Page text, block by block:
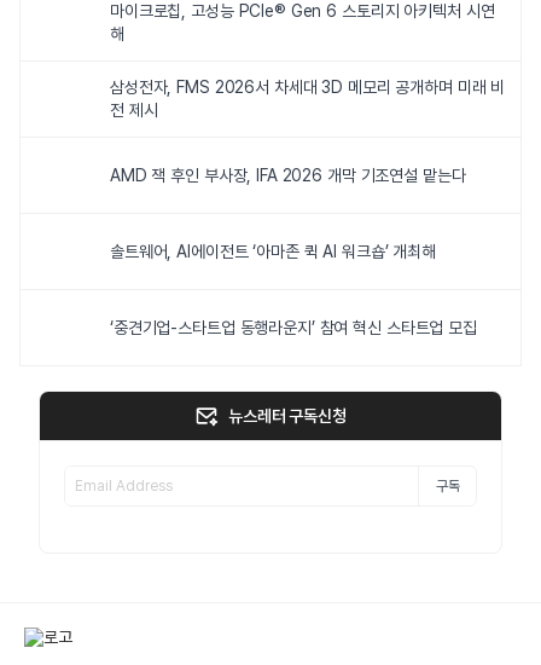
마이크로칩, 고성능 PCIe® Gen 6 스토리지 아키텍처 시연
해
삼성전자, FMS 2026서 차세대 3D 메모리 공개하며 미래 비
전 제시
AMD 잭 후인 부사장, IFA 2026 개막 기조연설 맡는다
솔트웨어, AI에이전트 ‘아마존 퀵 AI 워크숍’ 개최해
‘중견기업-스타트업 동행라운지’ 참여 혁신 스타트업 모집
뉴스레터 구독신청
구독